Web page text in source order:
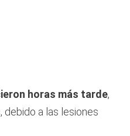
horas más tarde,
debido a las lesiones